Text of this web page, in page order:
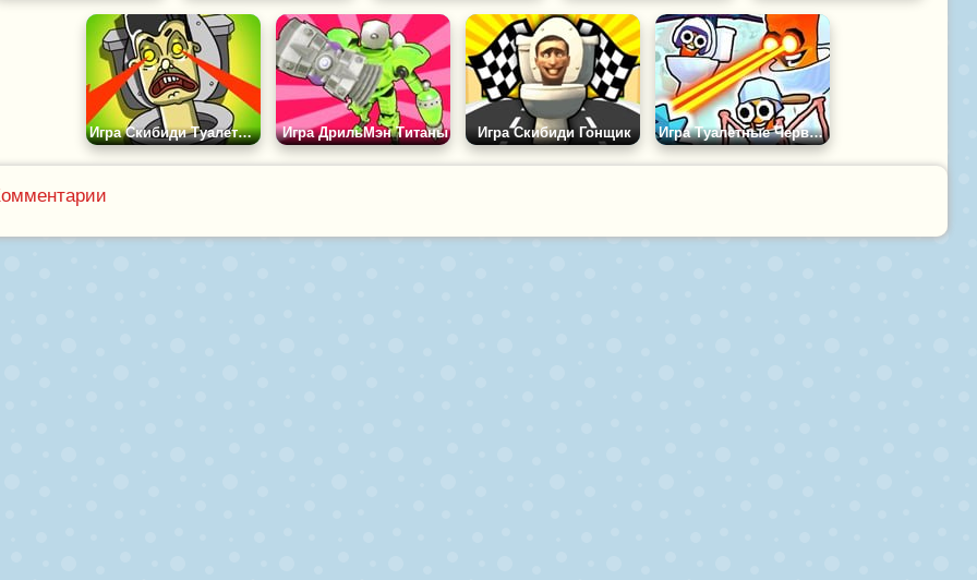
Игра Скибиди Туалеты: Атака и Защита Игра ДрильМэн Титаны Игра Скибиди Гонщик Игра Туалетные Черви: Шутер